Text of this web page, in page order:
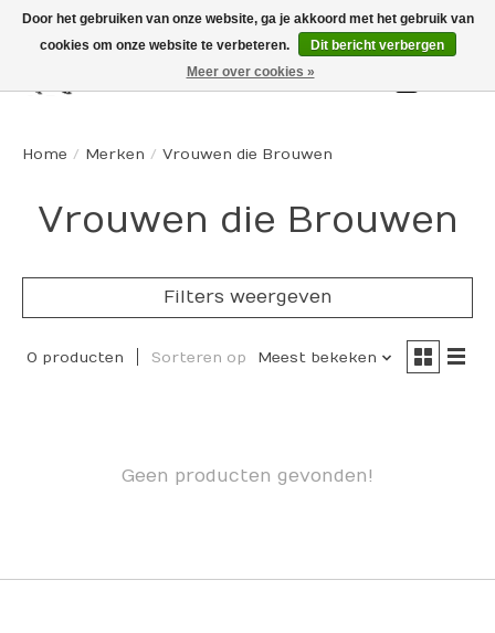
Home / Merken / Vrouwen die Brouwen
Vrouwen die Brouwen
Filters weergeven
0 producten Sorteren op Meest bekeken
Geen producten gevonden!
Door het gebruiken van onze website, ga je akkoord met het gebruik van
cookies om onze website te verbeteren.
Dit bericht verbergen
Meer over cookies »